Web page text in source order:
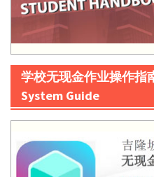
学校无现金作业操作指
System Guide